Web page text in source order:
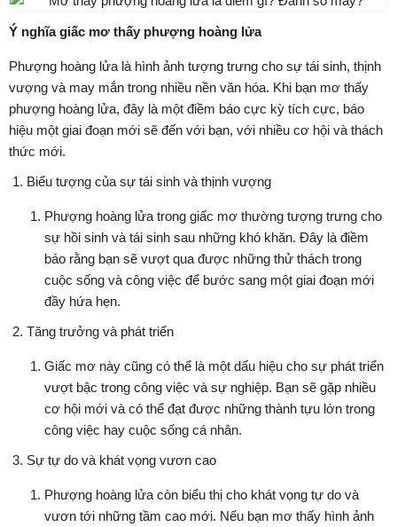
Ý nghĩa giấc mơ thấy phượng hoàng lửa
Phượng hoàng lửa là hình ảnh tượng trưng cho sự tái sinh, thịnh
vượng và may mắn trong nhiều nền văn hóa. Khi bạn mơ thấy
phượng hoàng lửa, đây là một điềm báo cực kỳ tích cực, báo
hiệu một giai đoạn mới sẽ đến với bạn, với nhiều cơ hội và thách
thức mới.
Biểu tượng của sự tái sinh và thịnh vượng
Phượng hoàng lửa trong giấc mơ thường tượng trưng cho
sự hồi sinh và tái sinh sau những khó khăn. Đây là điềm
báo rằng bạn sẽ vượt qua được những thử thách trong
cuộc sống và công việc để bước sang một giai đoạn mới
đầy hứa hẹn.
Tăng trưởng và phát triển
Giấc mơ này cũng có thể là một dấu hiệu cho sự phát triển
vượt bậc trong công việc và sự nghiệp. Bạn sẽ gặp nhiều
cơ hội mới và có thể đạt được những thành tựu lớn trong
công việc hay cuộc sống cá nhân.
Sự tự do và khát vọng vươn cao
Phượng hoàng lửa còn biểu thị cho khát vọng tự do và
vươn tới những tầm cao mới. Nếu bạn mơ thấy hình ảnh